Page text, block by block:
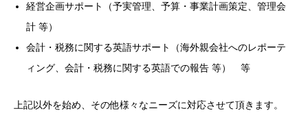
経営企画サポート（予実管理、予算・事業計画策定、管理会
計 等）
会計・税務に関する英語サポート（海外親会社へのレポーテ
ィング、会計・税務に関する英語での報告 等） 等
上記以外を始め、その他様々なニーズに対応させて頂きます。